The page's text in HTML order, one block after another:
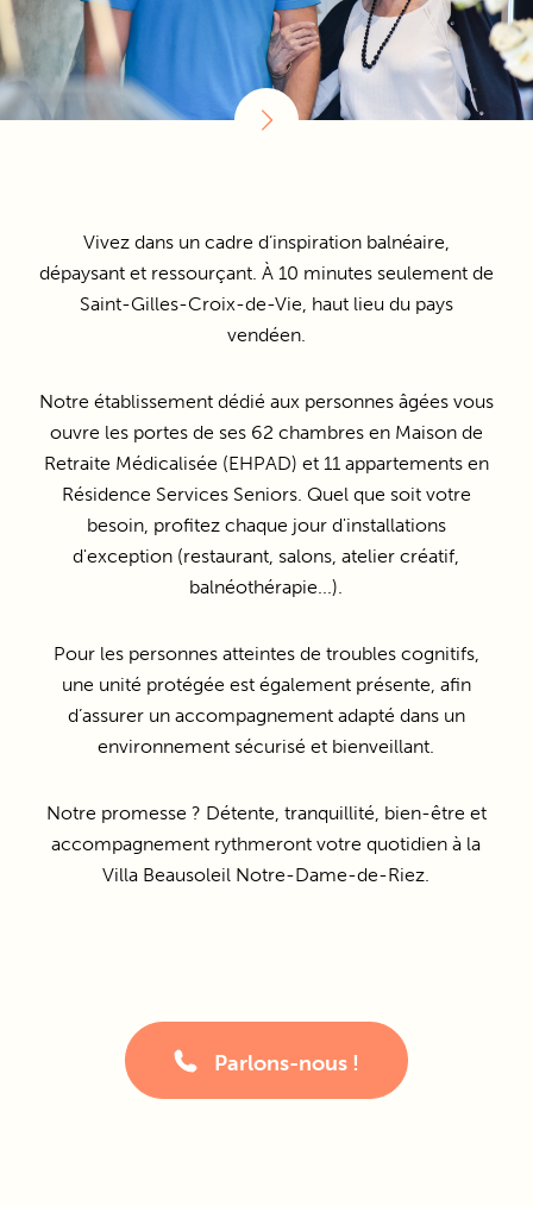
Vivez dans un cadre d’inspiration balnéaire,
dépaysant et ressourçant. À 10 minutes seulement de
Saint-Gilles-Croix-de-Vie, haut lieu du pays
vendéen.
Notre établissement dédié aux personnes âgées vous
ouvre les portes de ses 62 chambres en Maison de
Retraite Médicalisée (EHPAD) et 11 appartements en
Résidence Services Seniors. Quel que soit votre
besoin, profitez chaque jour d'installations
d'exception (restaurant, salons, atelier créatif,
balnéothérapie...).
Pour les personnes atteintes de troubles cognitifs,
une unité protégée est également présente, afin
d’assurer un accompagnement adapté dans un
environnement sécurisé et bienveillant.
Notre promesse ? Détente, tranquillité, bien-être et
accompagnement rythmeront votre quotidien à la
Villa Beausoleil Notre-Dame-de-Riez.
Parlons-nous !